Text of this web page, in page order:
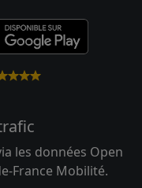
les données Open
France Mobilité.